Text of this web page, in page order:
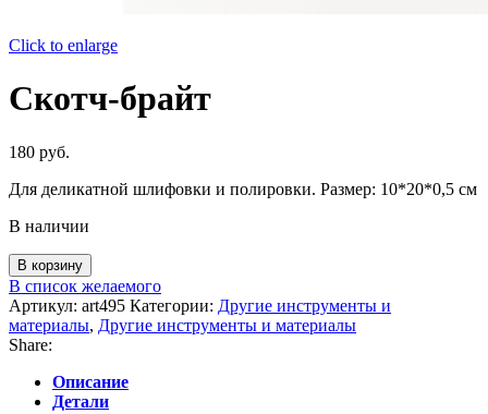
Click to enlarge
Скотч-брайт
180 руб.
Для деликатной шлифовки и полировки. Размер: 10*20*0,5 см
В наличии
Количество
товара
Скотч-
брайт
В корзину
В список желаемого
Артикул: art495 Категории: Другие инструменты и
материалы, Другие инструменты и материалы
Share:
Описание
Детали